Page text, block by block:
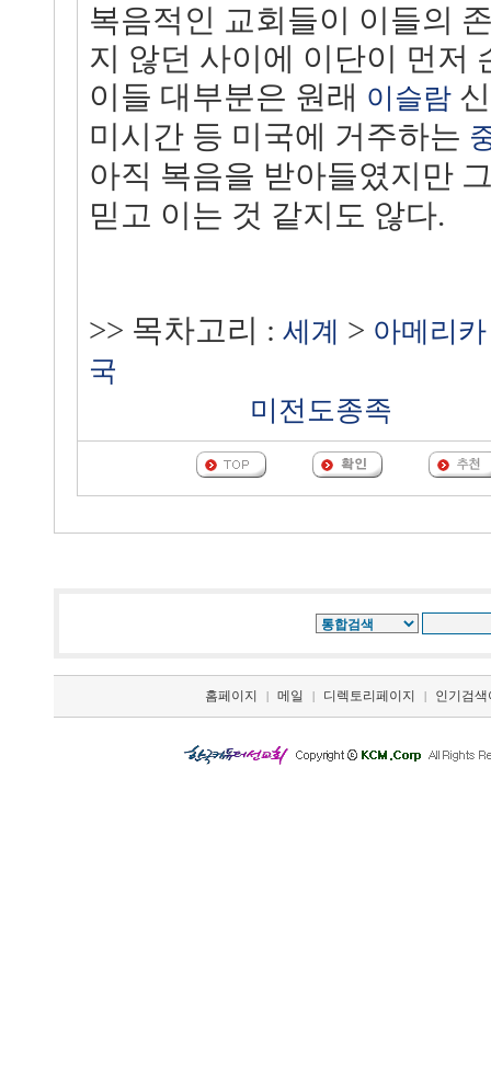
복음적인 교회들이 이들의
지 않던 사이에 이단이 먼저
이들 대부분은 원래 이슬람신
미시간 등 미국에 거주하는
아직 복음을 받아들였지만
믿고 이는 것 같지도 않다.
>> 목차고리 : 세계 > 아메리카
국
미전도종족
홈페이지 | 메일 | 디렉토리페이지 | 인기검색